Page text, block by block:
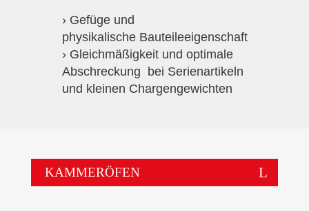
› Gefüge und
physikalische Bauteileeigenschaft
› Gleichmäßigkeit und optimale
Abschreckung bei Serienartikeln
und kleinen Chargengewichten
KAMMERÖFEN